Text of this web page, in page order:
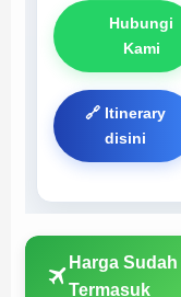
Hubungi
Kami
🔗 Itinerary
disini
Harga Sudah
Termasuk